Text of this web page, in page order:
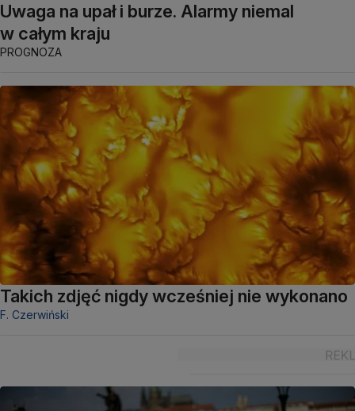
Uwaga na upał i burze. Alarmy niemal
w całym kraju
PROGNOZA
Takich zdjęć nigdy wcześniej nie wykonano
F. Czerwiński